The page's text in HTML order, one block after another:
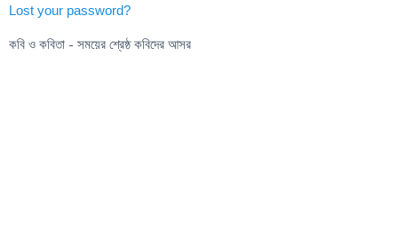
Lost your password?
কবি ও কবিতা - সময়ের শ্রেষ্ঠ কবিদের আসর